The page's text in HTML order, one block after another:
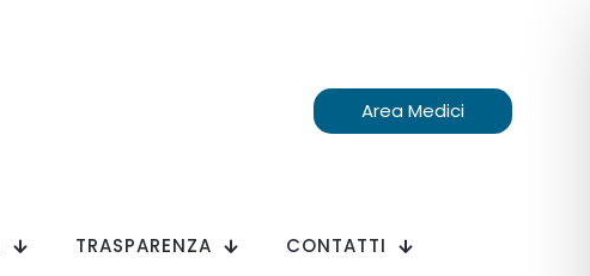
Area Medici
TRASPARENZA
CONTATTI